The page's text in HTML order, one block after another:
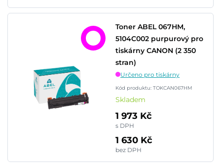
Toner ABEL 067HM,
5104C002 purpurový pro
tiskárny CANON (2 350
stran)
Určeno pro tiskárny
Kód produktu: TOKCAN067HM
Skladem
1 973 Kč
s DPH
1 630 Kč
bez DPH